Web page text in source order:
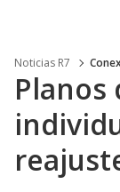
Noticias R7
Planos